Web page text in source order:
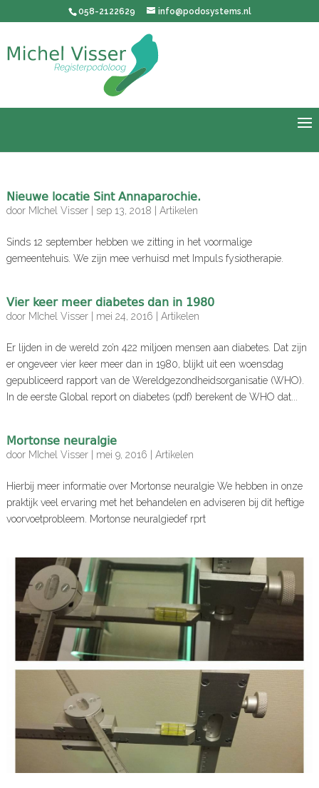
058-2122629 info@podosystems.nl
Nieuwe locatie Sint Annaparochie.
door MIchel Visser| sep 13, 2018 Artikelen
Sinds 12 september hebben we zitting in het voormalige
gemeentehuis. We zijn mee verhuisd met Impuls fysiotherapie.
Vier keer meer diabetes dan in 1980
door MIchel Visser| mei 24, 2016 Artikelen
Er lijden in de wereld zo’n 422 miljoen mensen aan diabetes. Dat zijn
er ongeveer vier keer meer dan in 1980, blijkt uit een woensdag
gepubliceerd rapport van de Wereldgezondheidsorganisatie (WHO).
In de eerste Global report on diabetes (pdf) berekent de WHO dat...
Mortonse neuralgie
door MIchel Visser| mei 9, 2016 Artikelen
Hierbij meer informatie over Mortonse neuralgie We hebben in onze
praktijk veel ervaring met het behandelen en adviseren bij dit heftige
voorvoetprobleem. Mortonse neuralgiedef rprt